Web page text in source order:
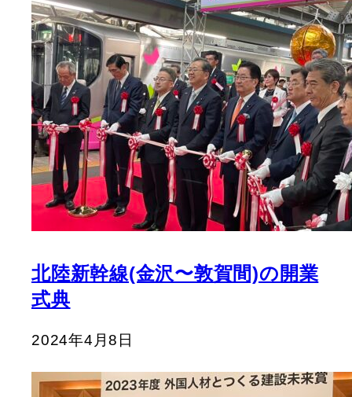
北陸新幹線(金沢〜敦賀間)の開業
式典
2024年4月8日